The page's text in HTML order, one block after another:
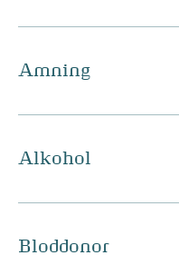
Amning
Alkohol
Bloddonor